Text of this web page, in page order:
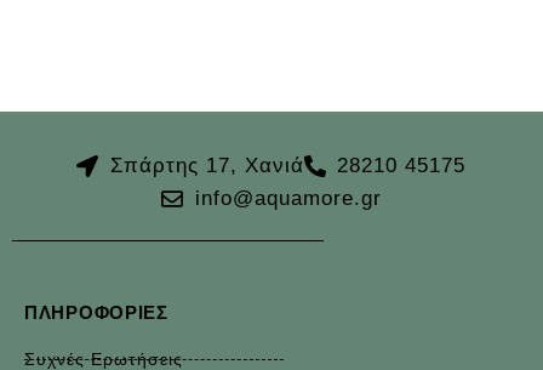
Σπάρτης 17, Χανιά
28210 45175
info@aquamore.gr
ΠΛΗΡΟΦΟΡΊΕΣ
Συχνές Ερωτήσεις